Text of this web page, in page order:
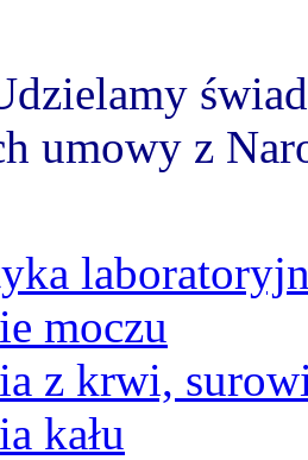
umowy z
moczu
z krwi,
kału